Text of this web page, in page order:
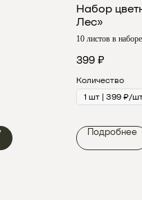
Набор
Лес»
10 листов в наборе
399 ₽
Количество
Подробнее